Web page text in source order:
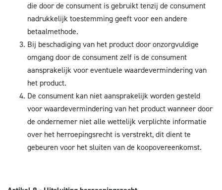
die door de consument is gebruikt tenzij de consument
nadrukkelijk toestemming geeft voor een andere
betaalmethode.
Bij beschadiging van het product door onzorgvuldige
omgang door de consument zelf is de consument
aansprakelijk voor eventuele waardevermindering van
het product.
De consument kan niet aansprakelijk worden gesteld
voor waardevermindering van het product wanneer door
de ondernemer niet alle wettelijk verplichte informatie
over het herroepingsrecht is verstrekt, dit dient te
gebeuren voor het sluiten van de koopovereenkomst.